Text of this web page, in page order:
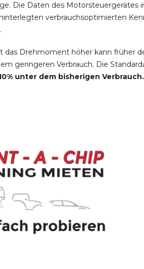
Die Daten des
verbrauchsoptimierten
das Drehmoment höher kann früher
geringeren Verbrauch. Die
unter dem bisherigen Verbrauch.